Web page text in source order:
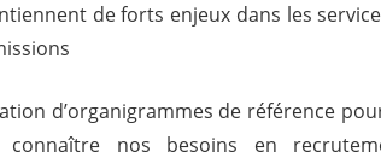
de forts enjeux dans les
d’organigrammes de référence
connaître nos besoins en